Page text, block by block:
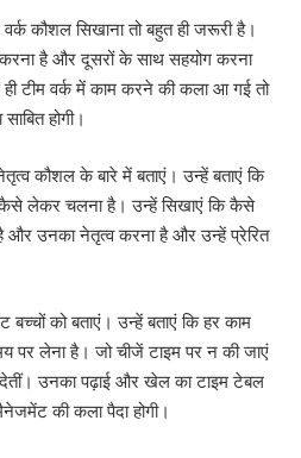
वर्क कौशल सिखाना तो बहुत ही जरूरी है।
है और दूसरों के साथ सहयोग करना
टीम वर्क में काम करने की कला आ गई तो
होगी।
कौशल के बारे में बताएं। उन्हें बताएं कि
लेकर चलना है। उन्हें सिखाएं कि कैसे
और उनका नेतृत्व करना है और उन्हें प्रेरित
बच्चों को बताएं। उन्हें बताएं कि हर काम
लेना है। जो चीजें टाइम पर न की जाएं
उनका पढ़ाई और खेल का टाइम टेबल
की कला पैदा होगी।